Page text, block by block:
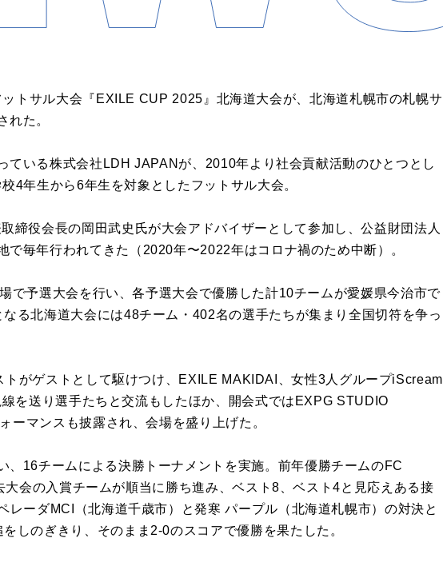
トサル大会『EXILE CUP 2025』北海道大会が、北海道札幌市の札幌サ
れた。
ている株式会社LDH JAPANが、2010年より社会貢献活動のひとつとし
4年生から6年生を対象としたフットサル大会。
締役会長の岡⽥武史⽒が大会アドバイザーとして参加し、公益財団法人
で毎年行われてきた（2020年〜2022年はコロナ禍のため中断）。
で予選大会を行い、各予選大会で優勝した計10チームが愛媛県今治市で
る北海道大会には48チーム・402名の選手たちが集まり全国切符を争っ
がゲストとして駆けつけ、EXILE MAKIDAI、女性3人グループiScream
を送り選手たちと交流もしたほか、開会式ではEXPG STUDIO
ーマンスも披露され、会場を盛り上げた。
、16チームによる決勝トーナメントを実施。前年優勝チームのFC
会の入賞チームが順当に勝ち進み、ベスト8、ベスト4と見応えある接
レーダMCI（北海道千歳市）と発寒 パープル（北海道札幌市）の対決と
しのぎきり、そのまま2-0のスコアで優勝を果たした。